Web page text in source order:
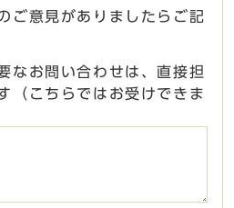
ご意見がありましたらご記
なお問い合わせは、直接担
（こちらではお受けできま